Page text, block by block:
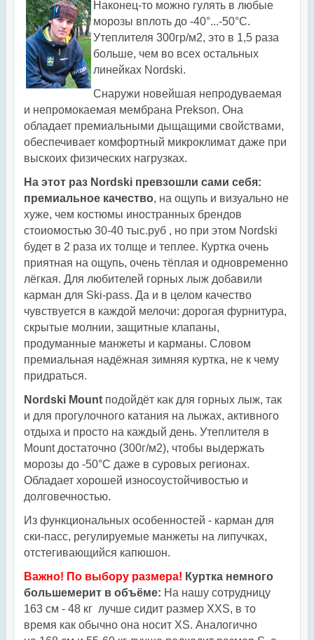
Наконец-то можно гулять в любые
морозы вплоть до -40°...-50°С.
Утеплителя 300гр/м2, это в 1,5 раза
больше, чем во всех остальных
линейках Nordski.
Снаружи новейшая непродуваемая
и непромокаемая мембрана Prekson. Она
обладает премиальными дыщащими свойствами,
обеспечивает комфортный микроклимат даже при
выскоих физических нагрузках.
На этот раз Nordski превзошли сами себя:
премиальное качество, на ощупь и визуально не
хуже, чем костюмы иностранных брендов
стоиомостью 30-40 тыс.руб , но при этом Nordski
будет в 2 раза их толще и теплее. Куртка очень
приятная на ощупь, очень тёплая и одновременно
лёгкая. Для любителей горных лыж добавили
карман для Ski-pass. Да и в целом качество
чувствуется в каждой мелочи: дорогая фурнитура,
скрытые молнии, защитные клапаны,
продуманные манжеты и карманы. Словом
премиальная надёжная зимняя куртка, не к чему
придраться.
Nordski Mount подойдёт как для горных лыж, так
и для прогулочного катания на лыжах, активного
отдыха и просто на каждый день. Утеплителя в
Mount достаточно (300г/м2), чтобы выдержать
морозы до -50°С даже в суровых регионах.
Обладает хорошей износоустойчивостью и
долговечностью.
Из функциональных особенностей - карман для
ски-пасс, регулируемые манжеты на липучках,
отстегивающийся капюшон.
Важно! По выбору размера! Куртка немного
большемерит в объёме: На нашу сотрудницу
163 см - 48 кг лучше сидит размер XXS, в то
время как обычно она носит XS. Аналогично